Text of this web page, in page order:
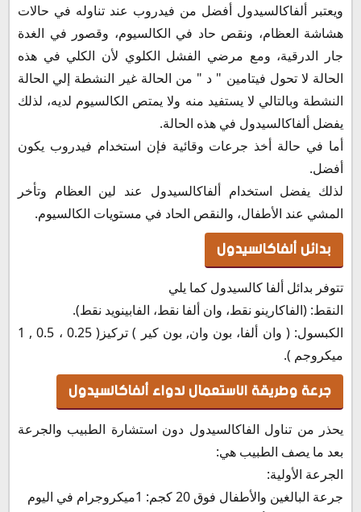
ويعتبر ألفاكالسيدول أفضل من فيدروب عند تناوله في حالات
هشاشة العظام، ونقص حاد في الكالسيوم، وقصور في الغدة
جار الدرقية، ومع مرضي الفشل الكلوي لأن الكلي في هذه
الحالة لا تحول فيتامين " د " من الحالة غير النشطة إلي الحالة
النشطة وبالتالي لا يستفيد منه ولا يمتص الكالسيوم لديه، لذلك
يفضل ألفاكالسيدول في هذه الحالة.
أما في حالة أخذ جرعات وقائية فإن استخدام فيدروب يكون
أفضل.
لذلك يفضل استخدام ألفاكالسيدول عند لين العظام وتأخر
المشي عند الأطفال، والنقص الحاد في مستويات الكالسيوم.
بدائل ألفاكالسيدول
تتوفر بدائل ألفا كالسيدول كما يلي
النقط: (الفاكارينو نقط، وان ألفا نقط، الفابينويد نقط).
الكبسول: ( وان ألفا، بون وان, بون كير ) تركيز( 0.25 ، 0.5 , 1
ميكروجم ).
جرعة وطريقة الاستعمال لدواء ألفاكالسيدول
يحذر من تناول الفاكالسيدول دون استشارة الطبيب والجرعة
بعد ما يصف الطبيب هي:
الجرعة الأولية:
جرعة البالغين والأطفال فوق 20 كجم: 1ميكروجرام في اليوم